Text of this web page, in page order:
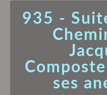
935 -
ses